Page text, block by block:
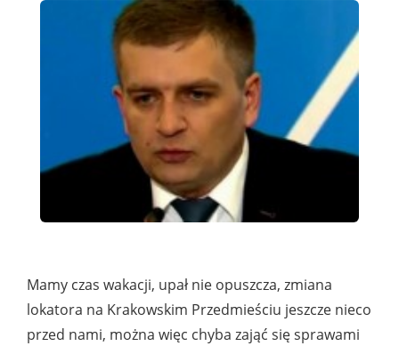
Mamy czas wakacji, upał nie opuszcza, zmiana
lokatora na Krakowskim Przedmieściu jeszcze nieco
przed nami, można więc chyba zająć się sprawami